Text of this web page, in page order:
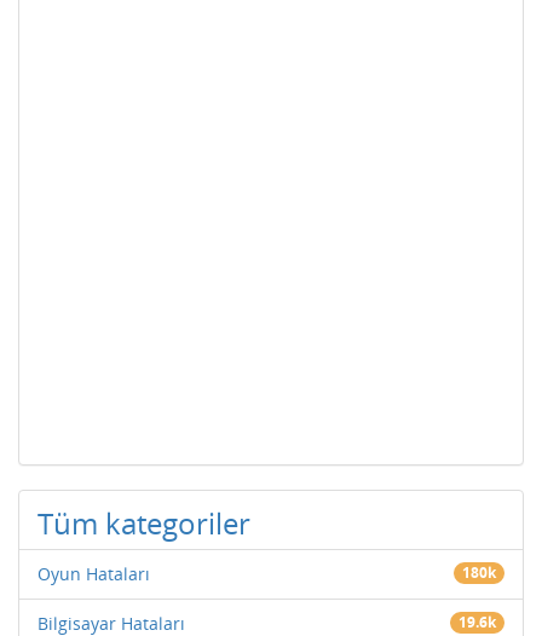
Tüm kategoriler
Oyun Hataları 180k
Bilgisayar Hataları 19.6k